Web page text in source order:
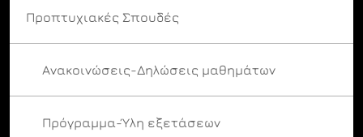
Προπτυχιακές Σπουδές
Ανακοινώσεις-Δηλώσεις μαθημάτων
Πρόγραμμα-Ύλη εξετάσεων